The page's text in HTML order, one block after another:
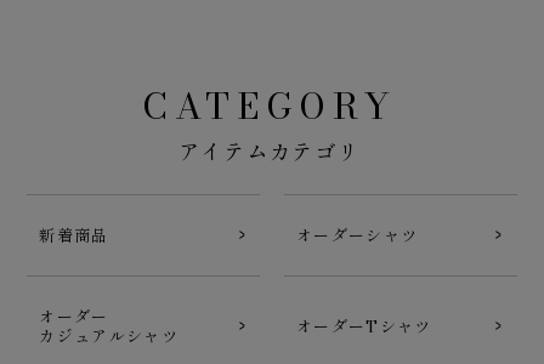
CATEGORY
アイテムカテゴリ
新着商品 オーダーシャツ
オーダー
カジュアルシャツ
オーダーTシャツ